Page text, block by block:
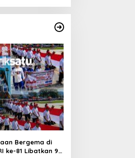
Bergema di
ke-81 Libatkan 98